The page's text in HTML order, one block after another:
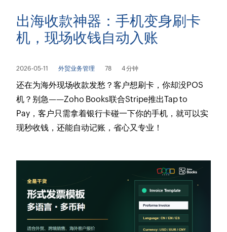
出海收款神器：手机变身刷卡
机，现场收钱自动入账
2026-05-11 外贸业务管理 78 4 分钟
还在为海外现场收款发愁？客户想刷卡，你却没POS
机？别急——Zoho Books联合Stripe推出Tap to
Pay，客户只需拿着银行卡碰一下你的手机，就可以实
现秒收钱，还能自动记账，省心又专业！